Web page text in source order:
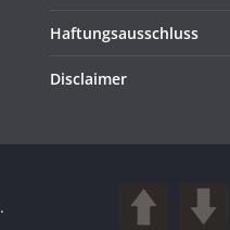
Haftungsausschluss
Disclaimer
.